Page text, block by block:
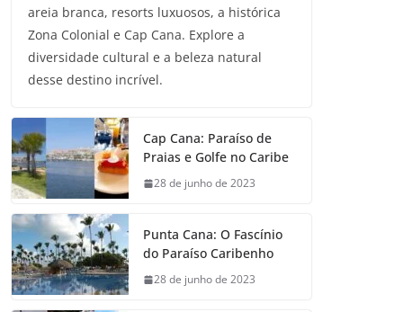
areia branca, resorts luxuosos, a histórica
Zona Colonial e Cap Cana. Explore a
diversidade cultural e a beleza natural
desse destino incrível.
Cap Cana: Paraíso de
Praias e Golfe no Caribe
28 de junho de 2023
Punta Cana: O Fascínio
do Paraíso Caribenho
28 de junho de 2023